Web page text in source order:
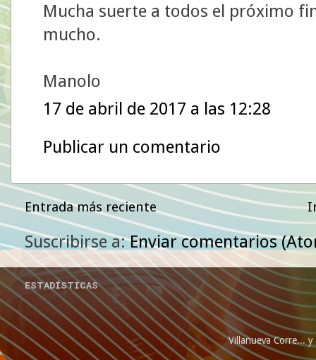
Mucha suerte a todos el próximo
mucho.
Manolo
17 de abril de 2017 a las 12:28
Publicar un comentario
Entrada más reciente
Suscribirse a:Enviar comentarios
ESTADÍSTICAS
Villanueva Corre...